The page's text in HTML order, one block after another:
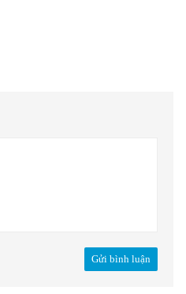
Gửi bình luận